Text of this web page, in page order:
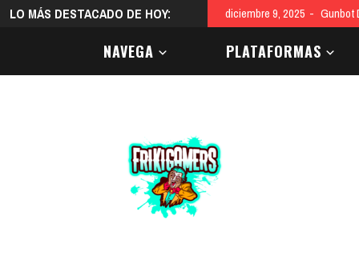
LO MÁS DESTACADO DE HOY: diciembre 9, 2025 Gunbot
NAVEGA PLATAFORMAS